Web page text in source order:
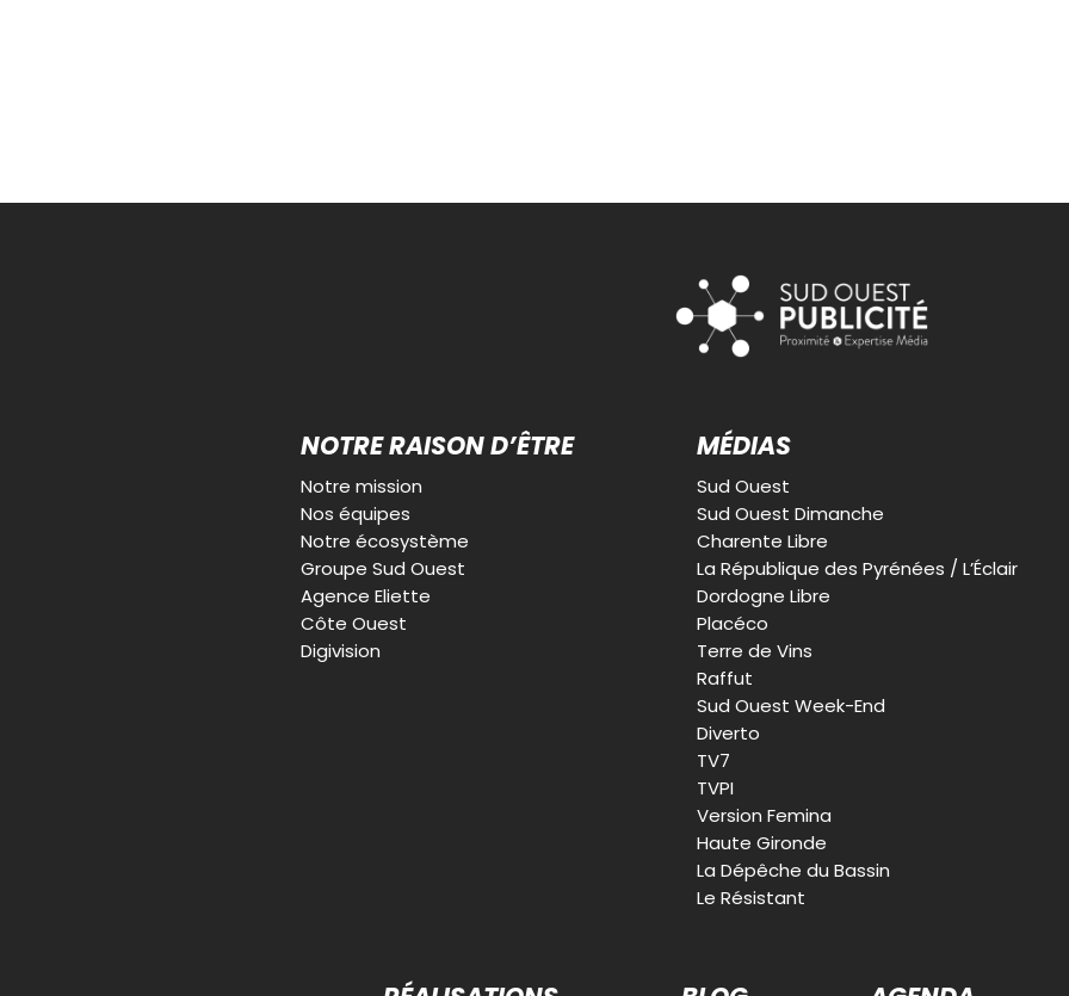
NOTRE RAISON D’ÊTRE
Notre mission
Nos équipes
Notre écosystème
Groupe Sud Ouest
Agence Eliette
Côte Ouest
Digivision
MÉDIAS
Sud Ouest
Sud Ouest Dimanche
Charente Libre
La République des Pyrénées / L’Éclair
Dordogne Libre
Placéco
Terre de Vins
Raffut
Sud Ouest Week-End
Diverto
TV7
TVPI
Version Femina
Haute Gironde
La Dépêche du Bassin
Le Résistant